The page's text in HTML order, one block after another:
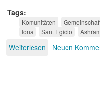
Tags
Komunitäten Gemeinschaft
Iona
Sant Egidio Ashram
Weiterlesen über
Neuen